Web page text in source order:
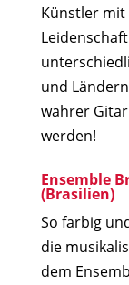
Künstler
und
wahrer
werden!
Ensemble
(Brasilien)
So farbig
die
dem